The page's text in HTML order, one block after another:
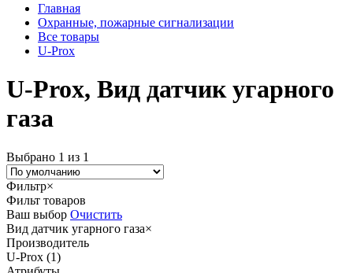
Главная
Охранные, пожарные сигнализации
Все товары
U-Prox
U-Prox, Вид датчик угарного
газа
Выбрано 1 из 1
Фильтр×
Фильт товаров
Ваш выбор Очистить
Вид датчик угарного газа×
Производитель
U-Prox (1)